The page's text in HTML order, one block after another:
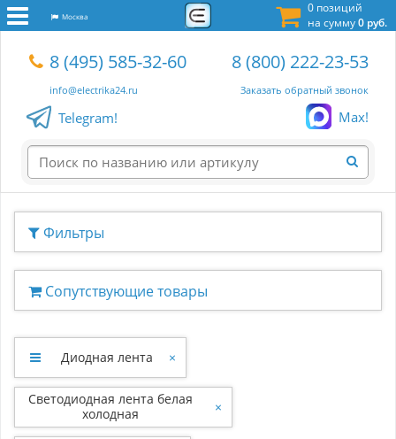
0 позиций
на сумму0 руб.
Москва
8 (495) 585-32-60
info@electrika24.ru
8 (800) 222-23-53
Заказать обратный звонок
Telegram! Max!
Фильтры
Сопутствующие товары
Диодная лента ×
Светодиодная лента белая
холодная
×